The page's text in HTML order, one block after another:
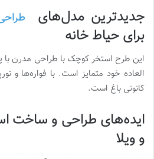
جدیدترین مدل‌های
برای حیاط خانه
این طرح استخر کوچک با طراحی مدرن با
العاده خود متمایز است. با فواره‌ها و
کانونی باغ است.
ایده‌های طراحی و ساخت
و ویلا